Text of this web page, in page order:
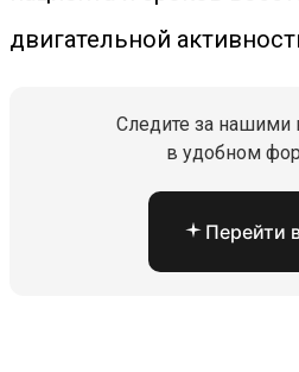
двигательной
Следите за нашими
в удобном
Перейти